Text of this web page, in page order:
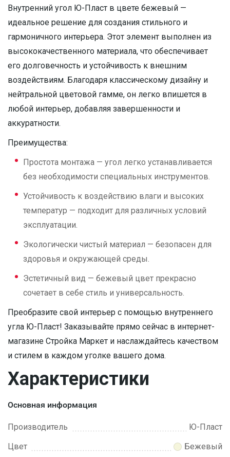
Внутренний угол Ю-Пласт в цвете бежевый —
идеальное решение для создания стильного и
гармоничного интерьера. Этот элемент выполнен из
высококачественного материала, что обеспечивает
его долговечность и устойчивость к внешним
воздействиям. Благодаря классическому дизайну и
нейтральной цветовой гамме, он легко впишется в
любой интерьер, добавляя завершенности и
аккуратности.
Преимущества:
Простота монтажа — угол легко устанавливается
без необходимости специальных инструментов.
Устойчивость к воздействию влаги и высоких
температур — подходит для различных условий
эксплуатации.
Экологически чистый материал — безопасен для
здоровья и окружающей среды.
Эстетичный вид — бежевый цвет прекрасно
сочетает в себе стиль и универсальность.
Преобразите свой интерьер с помощью внутреннего
угла Ю-Пласт! Заказывайте прямо сейчас в интернет-
магазине Стройка Маркет и наслаждайтесь качеством
и стилем в каждом уголке вашего дома.
Характеристики
Основная информация
Производитель
Ю-Пласт
Цвет
Бежевый